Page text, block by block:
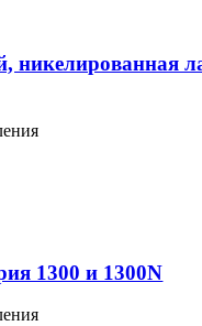
никелированная
1300 и 1300N